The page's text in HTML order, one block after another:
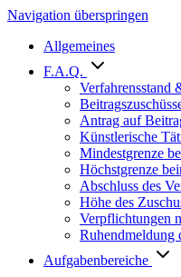
Navigation überspringen
Allgemeines
F.A.Q.
Verfahrensstand
Antrag auf
Künstlerische
Mindestgrenze
Höchstgrenze
Abschluss des
Höhe des
Verpflichtungen
Ruhendmeldung
Aufgabenbereiche